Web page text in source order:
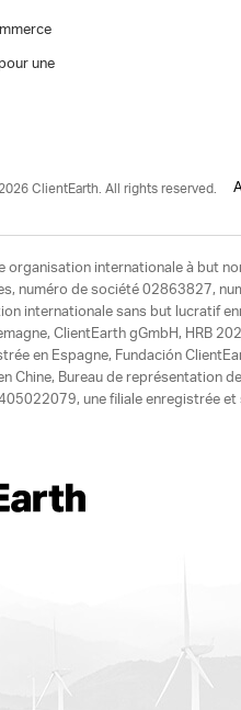
une
ClientEarth. All rights reserved.
organisation internationale à but
numéro de société 02863827,
internationale sans but lucratif
ClientEarth gGmbH, HRB
en Espagne, Fundación
Chine, Bureau de représentation
une filiale enregistrée